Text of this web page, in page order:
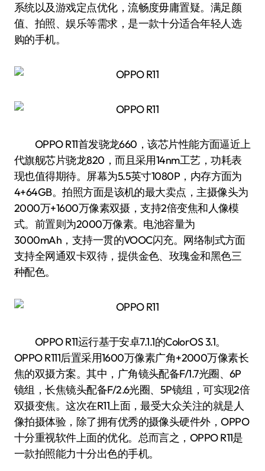
系统以及游戏定点优化，流畅度毋庸置疑。满足颜
值、拍照、娱乐等需求，是一款十分适合年轻人选
购的手机。
OPPO R11首发骁龙660，该芯片性能方面逼近上
代旗舰芯片骁龙820，而且采用14nm工艺，功耗表
现也值得期待。屏幕为5.5英寸1080P，内存方面为
4+64GB。拍照方面是该机的最大卖点，主摄像头为
2000万+1600万像素双摄，支持2倍变焦和人像模
式。前置则为2000万像素。电池容量为
3000mAh，支持一贯的VOOC闪充。网络制式方面
支持全网通双卡双待，提供金色、玫瑰金和黑色三
种配色。
OPPO R11运行基于安卓7.1.1的ColorOS 3.1。
OPPO R111后置采用1600万像素广角+2000万像素长
焦的双摄方案。其中，广角镜头配备F/1.7光圈、6P
镜组，长焦镜头配备F/2.6光圈、5P镜组，可实现2倍
双摄变焦。这次在R11上面，最受大众关注的就是人
像拍摄体验，除了拥有优秀的摄像头硬件外，OPPO
十分重视软件上面的优化。总而言之，OPPO R11是
一款拍照能力十分出色的手机。